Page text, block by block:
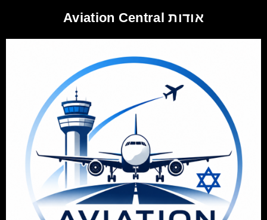
אודות Aviation Central